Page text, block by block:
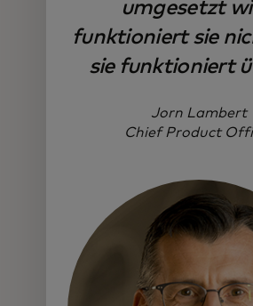
umgesetzt
funktioniert sie
sie funktioniert
Jorn Lambert
Chief Product